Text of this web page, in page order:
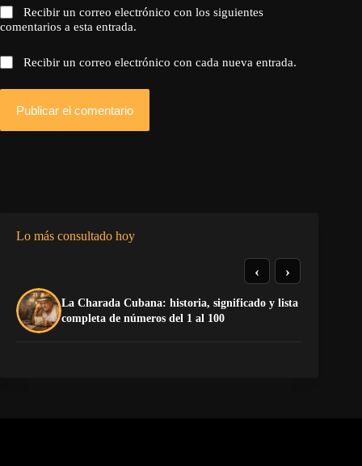
Recibir un correo electrónico con los siguientes
comentarios a esta entrada.
Recibir un correo electrónico con cada nueva entrada.
Publicar el comentario
Lo más consultado hoy
La Charada Cubana: historia, significado y lista
completa de números del 1 al 100
‹ ›